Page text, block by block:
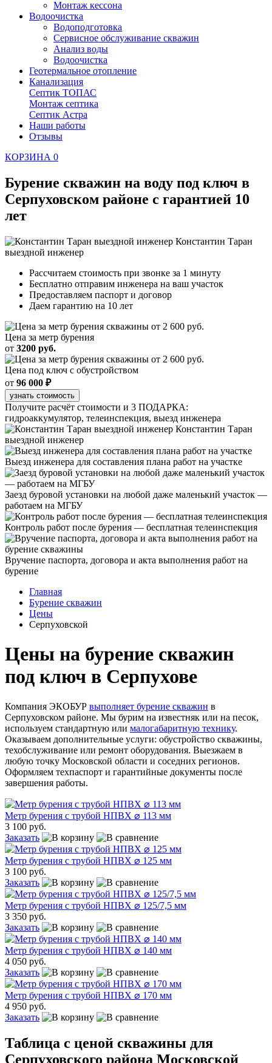
Монтаж кессона
Водоочистка
Водоподготовка
Сервисное обслуживание скважин
Анализ воды
Водоочистка
Геотермальное отопление
Канализация
Септик ТОПАС
Монтаж септика
Септик Астра
Наши работы
Отзывы
КОРЗИНА 0
Бурение скважин на воду под ключ в
Серпуховском районе с гарантией 10
лет
Константин Таран
выездной инженер
Рассчитаем стоимость при звонке за 1 минуту
Бесплатно отправим инженера на ваш участок
Предоставляем паспорт и договор
Даем гарантию на 10 лет
Цена за метр бурения
от 3200 руб.
Цена под ключ с обустройством
от 96 000 ₽
узнать стоимость
Получите расчёт стоимости и 3 ПОДАРКА:
гидроаккумулятор, телеинспекция, выезд инженера
Константин Таран
выездной инженер
Выезд инженера для составления плана работ на участке
Заезд буровой установки на любой даже маленький участок —
работаем на МГБУ
Контроль работ после бурения — бесплатная телеинспекция
Вручение паспорта, договора и акта выполнения работ на
бурение
Главная
Бурение скважин
Цены
Серпуховской
Цены на бурение скважин
под ключ в Серпухове
Компания ЭКОБУР выполняет бурение скважин в
Серпуховском районе. Мы бурим на известняк или на песок,
используем стандартную или малогабаритную технику.
Оказываем дополнительные услуги: обустройство скважины,
техобслуживание или ремонт оборудования. Выезжаем в
любую точку Московской области и соседних регионов.
Оформляем техпаспорт и гарантийные документы после
завершения работы.
Метр бурения с трубой НПВХ ⌀ 113 мм
3 100 руб.
Заказать
Метр бурения с трубой НПВХ ⌀ 125 мм
3 100 руб.
Заказать
Метр бурения с трубой НПВХ ⌀ 125/7,5 мм
3 350 руб.
Заказать
Метр бурения с трубой НПВХ ⌀ 140 мм
4 050 руб.
Заказать
Метр бурения с трубой НПВХ ⌀ 170 мм
4 950 руб.
Заказать
Таблица с ценой скважины для
Серпуховского района Московской